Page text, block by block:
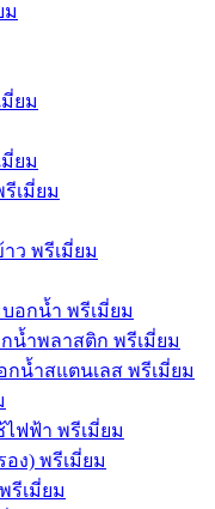
ม
ยม
ยม
เมี่ยม
ว พรีเมี่ยม
อกน้ำ พรีเมี่ยม
น้ำพลาสติก พรีเมี่ยม
กน้ำสแตนเลส พรีเมี่ยม
ไฟฟ้า พรีเมี่ยม
อง) พรีเมี่ยม
รีเมี่ยม